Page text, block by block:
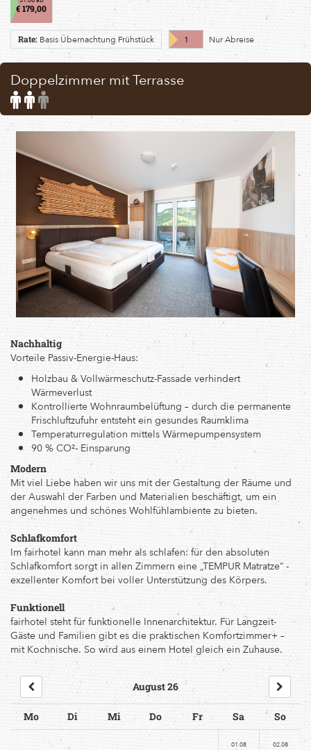
€ 179,00
Rate: Basis Übernachtung Frühstück 1 Nur Abreise
Doppelzimmer mit Terrasse
Standard
occupancy:
2
persons
Additional
occupancy
possible
up
to
3
persons
Nachhaltig
Vorteile Passiv-Energie-Haus:
Holzbau & Vollwärmeschutz-Fassade verhindert
Wärmeverlust
Kontrollierte Wohnraumbelüftung – durch die permanente
Frischluftzufuhr entsteht ein gesundes Raumklima
Temperaturregulation mittels Wärmepumpensystem
90 % CO²- Einsparung
Modern
Mit viel Liebe haben wir uns mit der Gestaltung der Räume und
der Auswahl der Farben und Materialien beschäftigt, um ein
angenehmes und schönes Wohlfühlambiente zu bieten.
Schlafkomfort
Im fairhotel kann man mehr als schlafen: für den absoluten
Schlafkomfort sorgt in allen Zimmern eine „TEMPUR Matratze“ -
exzellenter Komfort bei voller Unterstützung des Körpers.
Funktionell
fairhotel steht für funktionelle Innenarchitektur. Für Langzeit-
Gäste und Familien gibt es die praktischen Komfortzimmer+ –
mit Kochnische. So wird aus einem Hotel gleich ein Zuhause.
August 26
Mo Di Mi Do Fr Sa So
01.08 02.08